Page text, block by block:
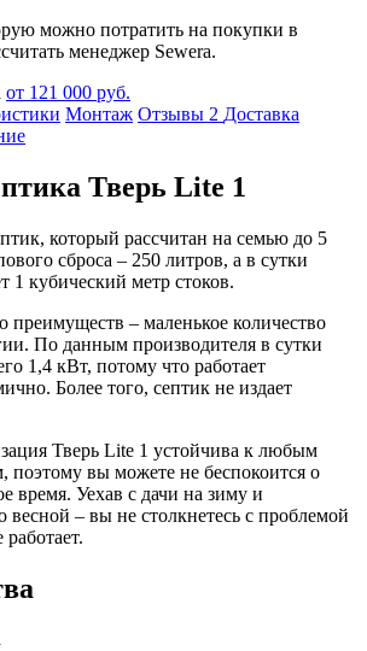
можно потратить на покупки в
менеджер Sewera.
от 121 000 руб.
Монтаж Отзывы 2 Доставка
Тверь Lite 1
который рассчитан на семью до 5
сброса – 250 литров, а в сутки
1 кубический метр стоков.
преимуществ – маленькое количество
По данным производителя в сутки
1,4 кВт, потому что работает
Более того, септик не издает
Тверь Lite 1 устойчива к любым
поэтому вы можете не беспокоится о
время. Уехав с дачи на зиму и
весной – вы не столкнетесь с проблемой